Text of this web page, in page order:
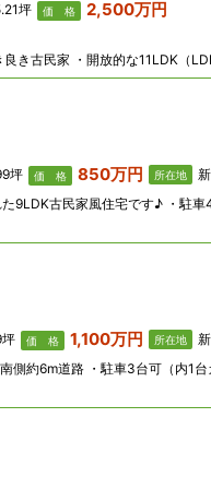
坪 価 格 2,500万円
坪 価 格 850万円 所在地 新
価 格 1,100万円 所在地 新